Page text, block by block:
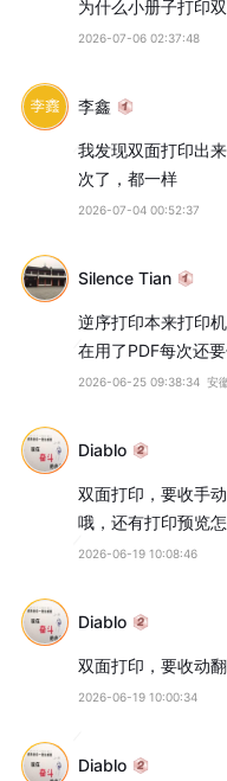
为什么小册子打印
2026-07-06 02:37:48
李鑫
我发现双面打印出
次了，都一样
2026-07-04 00:52:37
Silence Tian
逆序打印本来打印
在用了PDF每次还
2026-06-25 09:38:34 安
Diablo
双面打印，要收手
哦，还有打印预览
2026-06-19 10:08:46
Diablo
双面打印，要收动
2026-06-19 10:00:34
Diablo